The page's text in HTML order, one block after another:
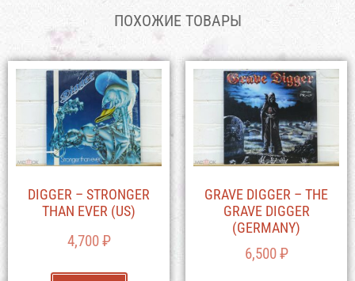
ПОХОЖИЕ ТОВАРЫ
DIGGER – STRONGER
THAN EVER (US)
4,700₽
GRAVE DIGGER – THE
GRAVE DIGGER
(GERMANY)
6,500₽